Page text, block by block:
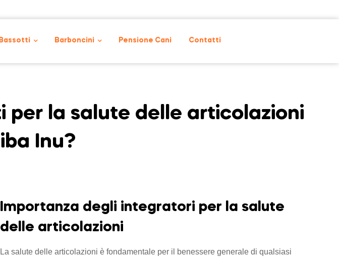
Barboncini Pensione Cani Contatti
per la salute delle articolazioni
Inu?
Importanza degli integratori per la salute
delle articolazioni
La salute delle articolazioni è fondamentale per il benessere generale di qualsiasi